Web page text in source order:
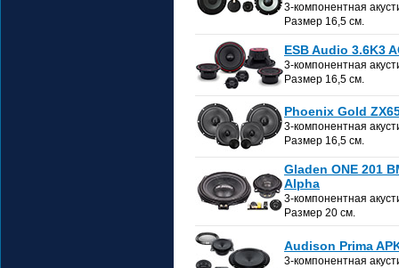
3-компонентная
Размер 16,5 см.
ESB Audio 3.6K3
3-компонентная
Размер 16,5 см.
Phoenix Gold
3-компонентная
Размер 16,5 см.
Gladen ONE 201
Alpha
3-компонентная
Размер 20 см.
Audison Prima
3-компонентная